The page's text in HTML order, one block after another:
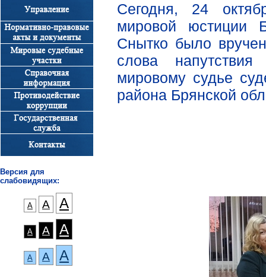
Версия для
слабовидящих:
А А А
А А А
А А А
Сегодня, 24
мировой юстиции
Снытко было
слова
мировому судье
района Брянской